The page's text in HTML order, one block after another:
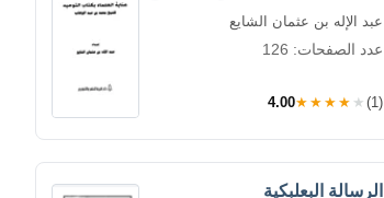
عبد الإله بن عثمان الشايع
عدد الصفحات: 126
4.00★★★★★ (1)
الرسالة البعلبكية